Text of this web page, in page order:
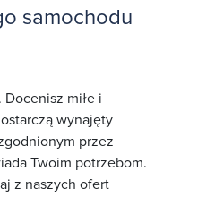
samochodu
Docenisz miłe i
wynajęty
przez
Twoim potrzebom.
z naszych ofert